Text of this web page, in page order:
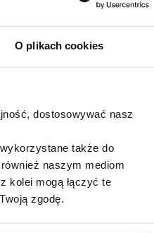
O plikach cookies
dostosowywać nasz
także do
naszym mediom
kolei mogą łączyć te
zgodę.
, odpowiadając za 60,6%